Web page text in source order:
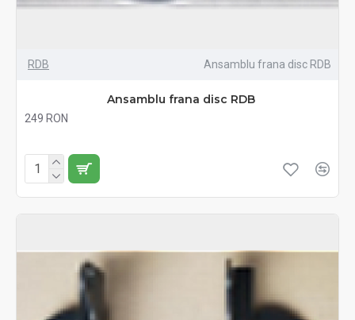
RDB Ansamblu frana disc RDB
Ansamblu frana disc RDB
249 RON